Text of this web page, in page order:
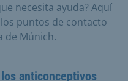
necesita ayuda? Aquí
puntos de contacto
de Múnich.
anticonceptivos